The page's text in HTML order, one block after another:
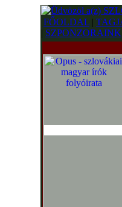
FŐOLDAL |
| SZPONZORAINK